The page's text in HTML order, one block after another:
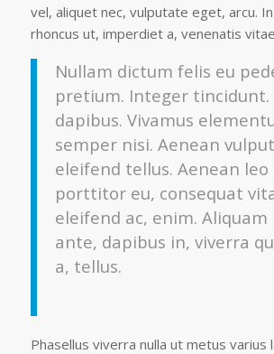
vel, aliquet nec, vulputate eget, arcu.
rhoncus ut, imperdiet a, venenatis
Nullam dictum felis eu
pretium. Integer tincidunt.
dapibus. Vivamus
semper nisi. Aenean
eleifend tellus. Aenean leo
porttitor eu, consequat
eleifend ac, enim. Aliquam
ante, dapibus in, viverra
a, tellus.
Phasellus viverra nulla ut metus varius